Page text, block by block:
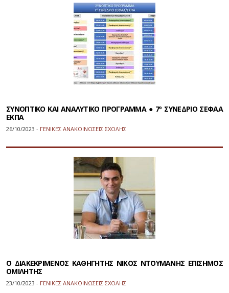
ΣΥΝΟΠΤΙΚΟ ΚΑΙ ΑΝΑΛΥΤΙΚΟ ΠΡΟΓΡΑΜΜΑ ● 7º ΣΥΝΕΔΡΙΟ ΣΕΦΑΑ
ΕΚΠΑ
26/10/2023 - ΓΕΝΙΚΕΣ ΑΝΑΚΟΙΝΩΣΕΙΣ ΣΧΟΛΗΣ
Ο ΔΙΑΚΕΚΡΙΜΕΝΟΣ ΚΑΘΗΓΗΤΗΣ ΝΙΚΟΣ ΝΤΟΥΜΑΝΗΣ ΕΠΙΣΗΜΟΣ
ΟΜΙΛΗΤΗΣ
23/10/2023 - ΓΕΝΙΚΕΣ ΑΝΑΚΟΙΝΩΣΕΙΣ ΣΧΟΛΗΣ